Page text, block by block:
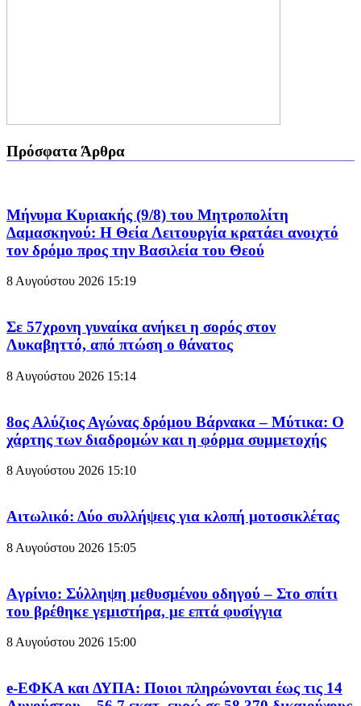
Πρόσφατα Άρθρα
Μήνυμα Κυριακής (9/8) του Μητροπολίτη
Δαμασκηνού: Η Θεία Λειτουργία κρατάει ανοιχτό
τον δρόμο προς την Βασιλεία του Θεού
8 Αυγούστου 2026 15:19
Σε 57χρονη γυναίκα ανήκει η σορός στον
Λυκαβηττό, από πτώση ο θάνατος
8 Αυγούστου 2026 15:14
8ος Αλύζιος Αγώνας δρόμου Βάρνακα – Μύτικα: Ο
χάρτης των διαδρομών και η φόρμα συμμετοχής
8 Αυγούστου 2026 15:10
Aιτωλικό: Δύο συλλήψεις για κλοπή μοτοσικλέτας
8 Αυγούστου 2026 15:05
Aγρίνιο: Σύλληψη μεθυσμένου οδηγού – Στο σπίτι
του βρέθηκε γεμιστήρα, με επτά φυσίγγια
8 Αυγούστου 2026 15:00
e-ΕΦΚΑ και ΔΥΠΑ: Ποιοι πληρώνονται έως τις 14